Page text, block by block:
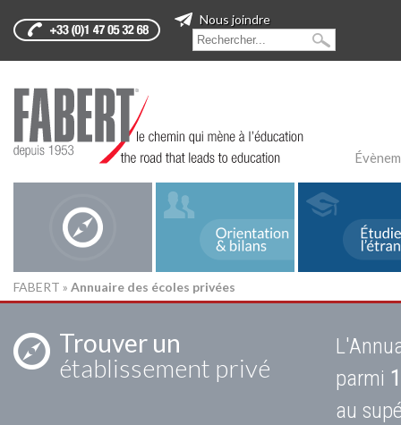
Nous joindre
FABERT » Annuaire des écoles privées
Trouver un
établissement privé
parmi
au